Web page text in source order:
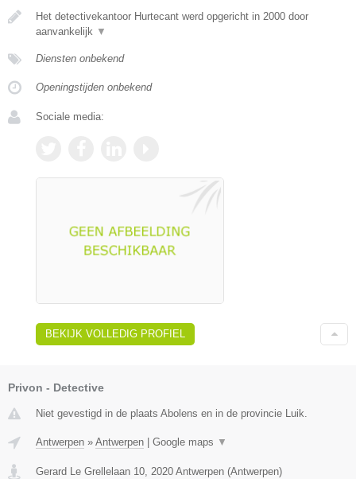
Het detectivekantoor Hurtecant werd opgericht in 2000 door
aanvankelijk ▼
Diensten onbekend
Openingstijden onbekend
Sociale media:
BEKIJK VOLLEDIG PROFIEL
Privon - Detective
Niet gevestigd in de plaats Abolens en in de provincie Luik.
Antwerpen » Antwerpen | Google maps ▼
Gerard Le Grellelaan 10 2020 Antwerpen (Antwerpen)